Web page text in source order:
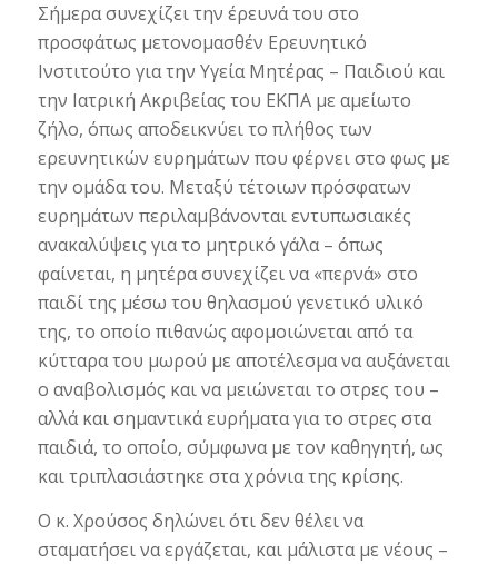
Σήμερα συνεχίζει την έρευνά του στο
προσφάτως μετονομασθέν Ερευνητικό
Ινστιτούτο για την Υγεία Μητέρας – Παιδιού και
την Ιατρική Ακριβείας του ΕΚΠΑ με αμείωτο
ζήλο, όπως αποδεικνύει το πλήθος των
ερευνητικών ευρημάτων που φέρνει στο φως με
την ομάδα του. Μεταξύ τέτοιων πρόσφατων
ευρημάτων περιλαμβάνονται εντυπωσιακές
ανακαλύψεις για το μητρικό γάλα – όπως
φαίνεται, η μητέρα συνεχίζει να «περνά» στο
παιδί της μέσω του θηλασμού γενετικό υλικό
της, το οποίο πιθανώς αφομοιώνεται από τα
κύτταρα του μωρού με αποτέλεσμα να αυξάνεται
ο αναβολισμός και να μειώνεται το στρες του –
αλλά και σημαντικά ευρήματα για το στρες στα
παιδιά, το οποίο, σύμφωνα με τον καθηγητή, ως
και τριπλασιάστηκε στα χρόνια της κρίσης.
Ο κ. Χρούσος δηλώνει ότι δεν θέλει να
σταματήσει να εργάζεται, και μάλιστα με νέους –